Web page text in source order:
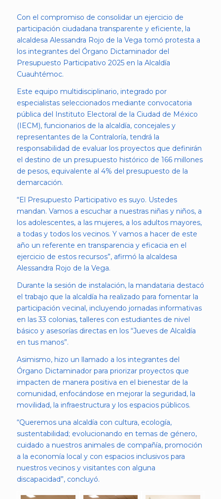
Con el compromiso de consolidar un ejercicio de
participación ciudadana transparente y eficiente, la
alcaldesa Alessandra Rojo de la Vega tomó protesta a
los integrantes del Órgano Dictaminador del
Presupuesto Participativo 2025 en la Alcaldía
Cuauhtémoc.
Este equipo multidisciplinario, integrado por
especialistas seleccionados mediante convocatoria
pública del Instituto Electoral de la Ciudad de México
(IECM), funcionarios de la alcaldía, concejales y
representantes de la Contraloría, tendrá la
responsabilidad de evaluar los proyectos que definirán
el destino de un presupuesto histórico de 166 millones
de pesos, equivalente al 4% del presupuesto de la
demarcación.
“El Presupuesto Participativo es suyo. Ustedes
mandan. Vamos a escuchar a nuestras niñas y niños, a
los adolescentes, a las mujeres, a los adultos mayores,
a todas y todos los vecinos. Y vamos a hacer de este
año un referente en transparencia y eficacia en el
ejercicio de estos recursos”, afirmó la alcaldesa
Alessandra Rojo de la Vega.
Durante la sesión de instalación, la mandataria destacó
el trabajo que la alcaldía ha realizado para fomentar la
participación vecinal, incluyendo jornadas informativas
en las 33 colonias, talleres con estudiantes de nivel
básico y asesorías directas en los “Jueves de Alcaldía
en tus manos”.
Asimismo, hizo un llamado a los integrantes del
Órgano Dictaminador para priorizar proyectos que
impacten de manera positiva en el bienestar de la
comunidad, enfocándose en mejorar la seguridad, la
movilidad, la infraestructura y los espacios públicos.
“Queremos una alcaldía con cultura, ecología,
sustentabilidad; evolucionando en temas de género,
cuidado a nuestros animales de compañía, promoción
a la economía local y con espacios inclusivos para
nuestros vecinos y visitantes con alguna
discapacidad”, concluyó.